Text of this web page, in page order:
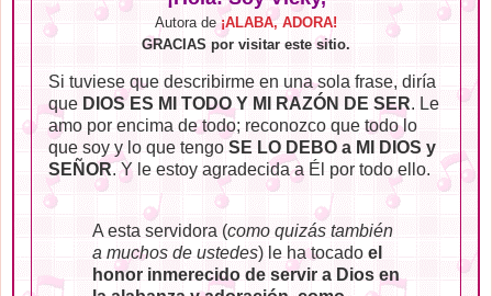
Autora de¡ALABA, ADORA!
GRACIAS por visitar este sitio.
Si tuviese que describirme en una sola frase, diría
que DIOS ES MI TODO Y MI RAZÓN DE SER. Le
amo por encima de todo; reconozco que todo lo
que soy y lo que tengo SE LO DEBO a MI DIOS y
SEÑOR. Y le estoy agradecida a Él por todo ello.
A esta servidora (como quizás también
a muchos de ustedes) le ha tocado el
honor inmerecido de servir a Dios en